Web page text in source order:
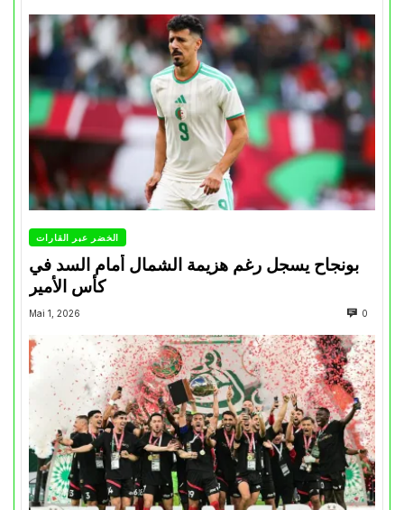
الخضر عبر القارات
بونجاح يسجل رغم هزيمة الشمال أمام السد في
كأس الأمير
Mai 1, 2026 0